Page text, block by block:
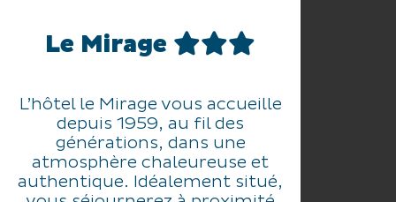
Le Mirage
L’hôtel le Mirage vous accueille
depuis 1959, au fil des
générations, dans une
atmosphère chaleureuse et
authentique. Idéalement situé,